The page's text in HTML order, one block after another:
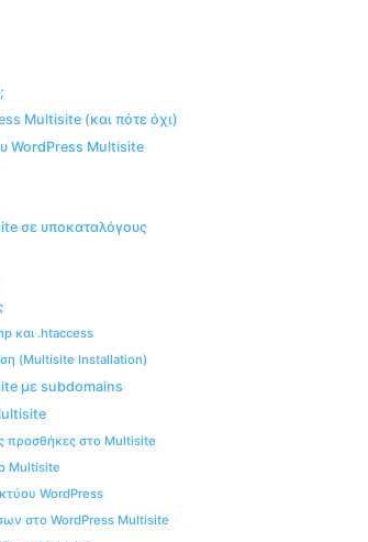
Multisite (και πότε όχι)
WordPress Multisite
σε υποκαταλόγους
και .htaccess
(Multisite Installation)
με subdomains
προσθήκες στο Multisite
Multisite
WordPress
στο WordPress Multisite